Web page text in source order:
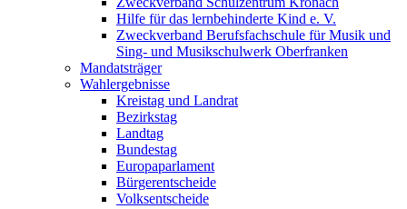
Hilfe für das lernbehinderte Kind e. V.
Zweckverband Berufsfachschule für Musik und
Sing- und Musikschulwerk Oberfranken
Mandatsträger
Wahlergebnisse
Kreistag und Landrat
Bezirkstag
Landtag
Bundestag
Europaparlament
Bürgerentscheide
Volksentscheide